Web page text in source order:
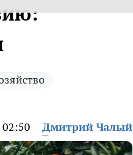
02:50 Дмитрий Чалый